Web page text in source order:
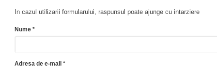
In cazul utilizarii formularului, raspunsul poate ajunge cu intarziere
Nume *
Adresa de e-mail *